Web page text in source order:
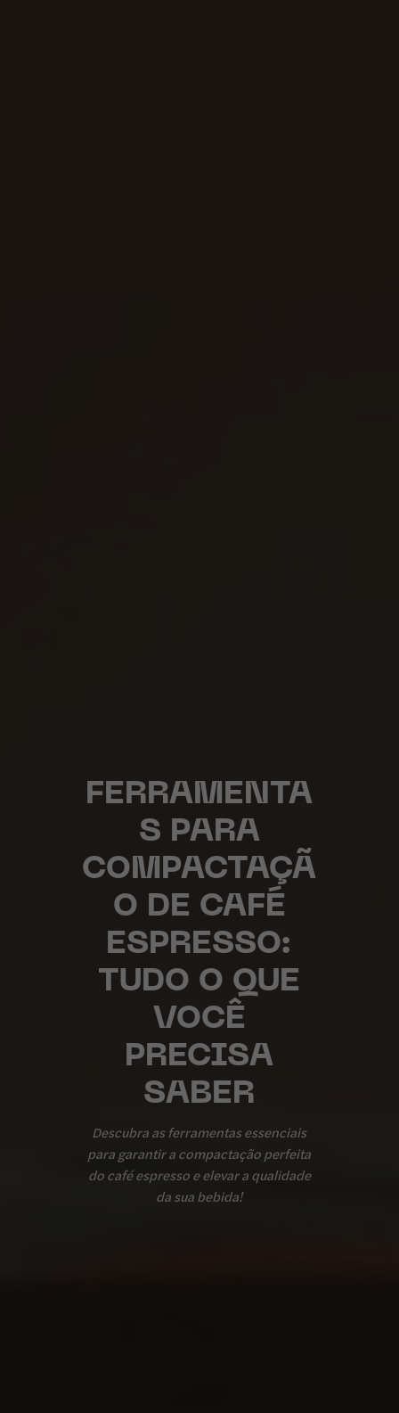
FERRAMENTA
S PARA
COMPACTAÇÃ
O DE CAFÉ
ESPRESSO:
TUDO O QUE
VOCÊ
PRECISA
SABER
Descubra as ferramentas essenciais
para garantir a compactação perfeita
do café espresso e elevar a qualidade
da sua bebida!